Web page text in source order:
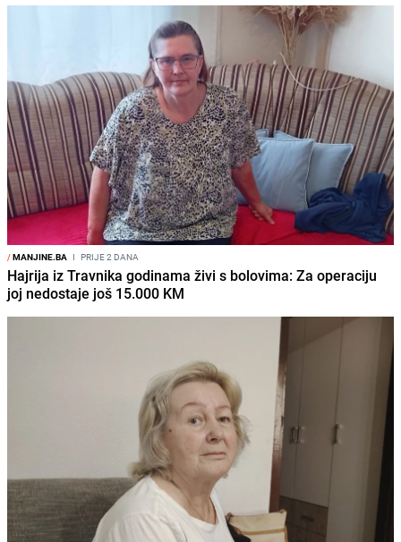
/MANJINE.BA I PRIJE 2 DANA
Hajrija iz Travnika godinama živi s bolovima: Za operaciju
joj nedostaje još 15.000 KM